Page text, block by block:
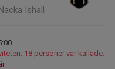
Ishall
18 personer var kallade.